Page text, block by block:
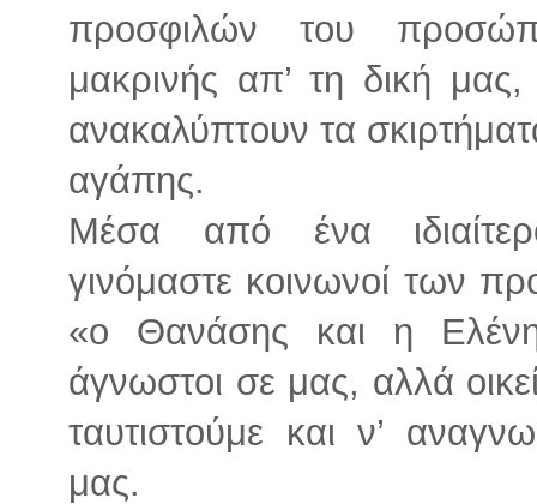
προσφιλών του
μακρινής απ’ τη δική
ανακαλύπτουν τα
αγάπης.
Μέσα από ένα
γινόμαστε κοινωνοί των
«ο Θανάσης και η
άγνωστοι σε μας, αλλά
ταυτιστούμε και ν’
μας.